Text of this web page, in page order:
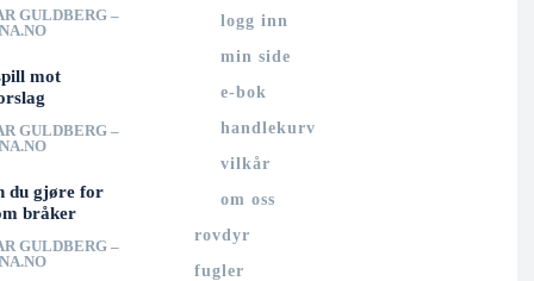
GULDBERG –
mot
GULDBERG –
du gjøre for
bråker
GULDBERG –
logg inn
min side
e-bok
handlekurv
vilkår
om oss
rovdyr
fugler